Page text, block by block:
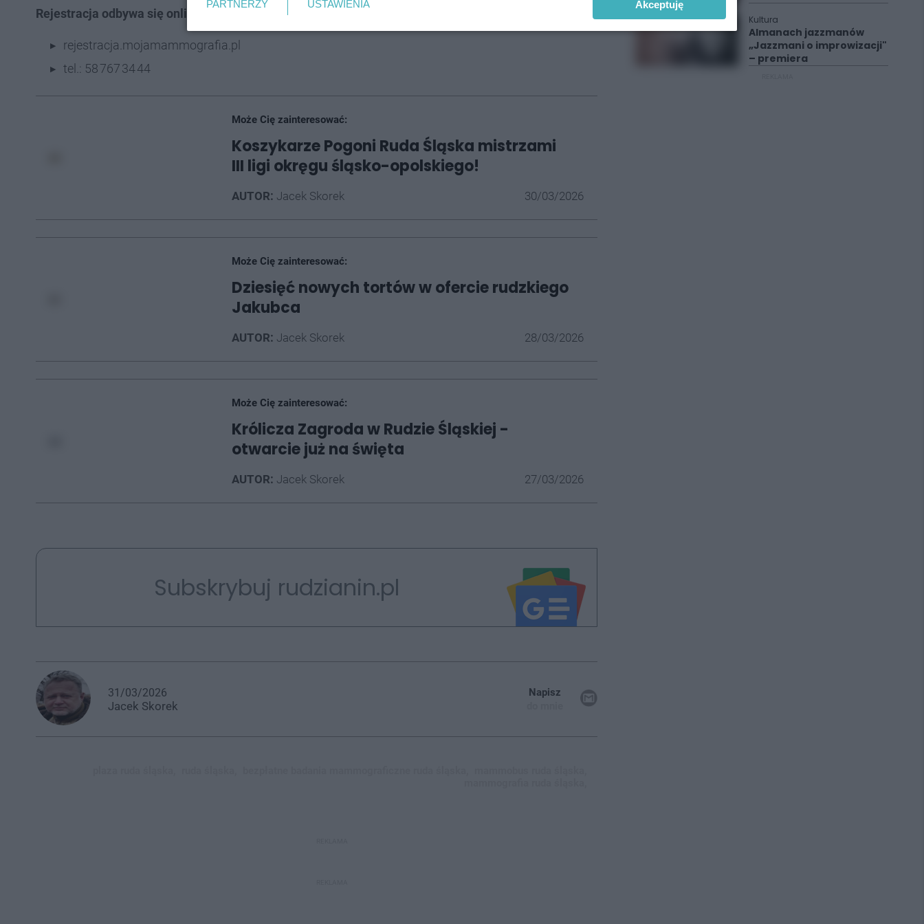
Rejestracja odbywa się online lub przez infolinię pod numerem podanym na stronie akcji:
rejestracja.mojamammografia.pl
tel.: 58 767 34 44
Może Cię zainteresować:
Koszykarze Pogoni Ruda Śląska mistrzami
III ligi okręgu śląsko-opolskiego!
AUTOR: Jacek Skorek 30/03/2026
Może Cię zainteresować:
Dziesięć nowych tortów w ofercie rudzkiego
Jakubca
AUTOR: Jacek Skorek 28/03/2026
Może Cię zainteresować:
Królicza Zagroda w Rudzie Śląskiej -
otwarcie już na święta
AUTOR: Jacek Skorek 27/03/2026
Subskrybuj rudzianin.pl
31/03/2026
Jacek Skorek
Napisz
Kultura
Almanach jazzmanów
„Jazzmani o improwizacji"
– premiera
PARTNERZY USTAWIENIA Akceptuję